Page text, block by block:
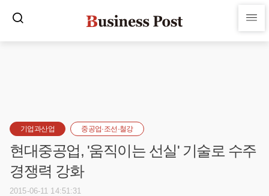
기업과산업 중공업·조선·철강
현대중공업, '움직이는 선실' 기술로 수주
경쟁력 강화
2015-06-11 14:51:31